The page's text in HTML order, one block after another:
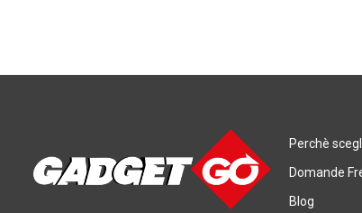
Perchè
Domande
Blog